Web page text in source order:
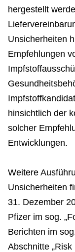
hergestellt
Unsicherheiten
Empfehlungen
hinsichtlich der
solcher
Entwicklungen.
Weitere
Unsicherheiten
31. Dezember
Pfizer im sog.
Berichten im
Abschnitte „Risk